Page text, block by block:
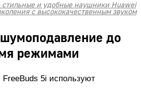
стильные и удобные наушники Huawei
с высококачественным звуком
до
режимами
5i используют